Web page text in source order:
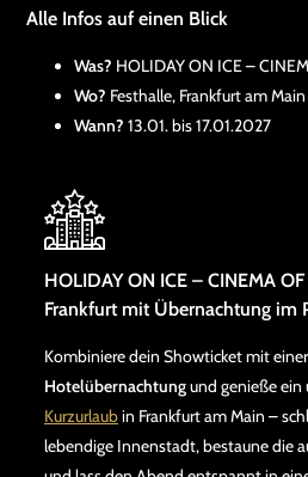
Alle Infos auf einen Blick
Was? HOLIDAY ON ICE –
Wo? Festhalle, Frankfurt am Main
Wann? 13.01. bis 17.01.2027
HOLIDAY ON ICE – CINEMA
Frankfurt mit Übernachtung im
Kombiniere dein Showticket mit einer
Hotelübernachtungund genieße ein
Kurzurlaubin Frankfurt am Main –
lebendige Innenstadt, bestaune die